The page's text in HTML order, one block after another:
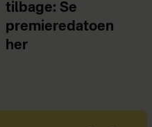
tilbage: Se
premieredatoen
her